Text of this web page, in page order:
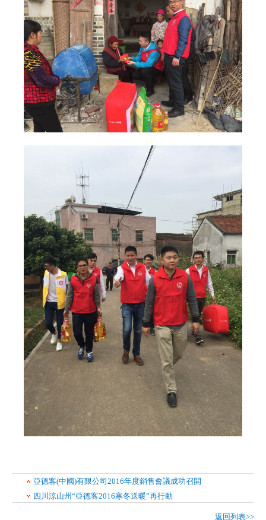
亞德客(中國)有限公司2016年度銷售會議成功召開
四川涼山州“亞德客2016寒冬送暖”再行動
返回列表>>